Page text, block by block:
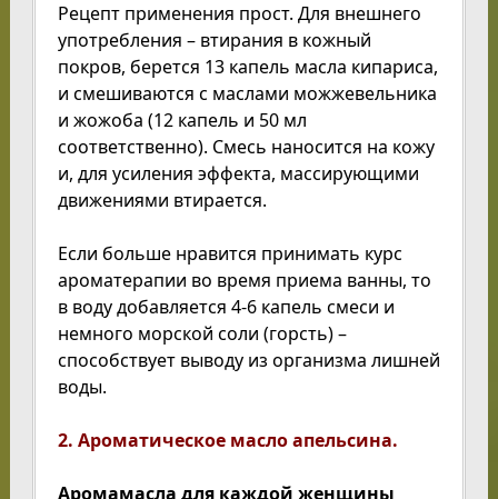
Рецепт применения прост. Для внешнего
употребления – втирания в кожный
покров, берется 13 капель масла кипариса,
и смешиваются с маслами можжевельника
и жожоба (12 капель и 50 мл
соответственно). Смесь наносится на кожу
и, для усиления эффекта, массирующими
движениями втирается.
Если больше нравится принимать курс
ароматерапии во время приема ванны, то
в воду добавляется 4-6 капель смеси и
немного морской соли (горсть) –
способствует выводу из организма лишней
воды.
2. Ароматическое масло апельсина.
Аромамасла для каждой женщины